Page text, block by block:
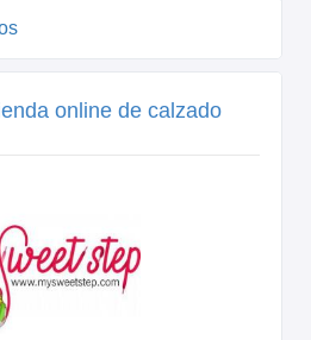
online de calzado